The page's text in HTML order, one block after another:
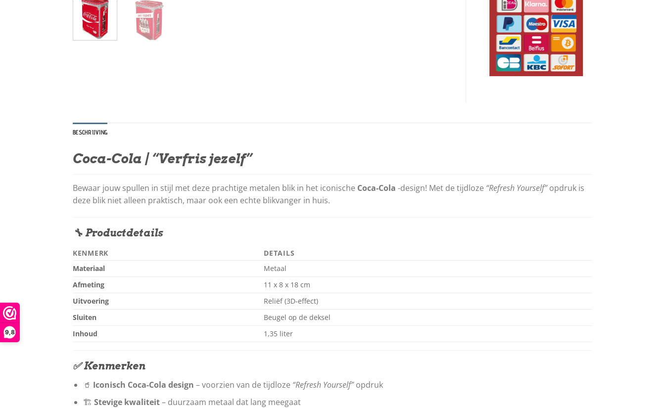
9,8
BESCHRIJVING
Coca-Cola | “Verfris jezelf”
Bewaar jouw spullen in stijl met deze prachtige metalen blik in het iconische Coca-Cola -design! Met de tijdloze “Refresh Yourself”opdruk is
deze blik niet alleen praktisch, maar ook een echte blikvanger in huis.
🔧 Productdetails
KENMERK
DETAILS
Materiaal
Metaal
Afmeting
11 x 8 x 18 cm
Uitvoering
Reliëf (3D-effect)
Sluiten
Beugel op de deksel
Inhoud
1,35 liter
✅ Kenmerken
🥤 Iconisch Coca-Cola design – voorzien van de tijdloze “Refresh Yourself”opdruk
🏗️ Stevige kwaliteit– duurzaam metaal dat lang meegaat